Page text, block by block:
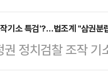
인해…
분석이 나온다.서
의 직권남용권리행
여사의 명품백 수수
으로 불…
소속 변호사로
는 지난달 서울 강
을 올렸다. 대한변
7월 마친 것으로
기소 특검'?…법조계 "삼권분
정치검찰 조작
여당 의원들이 검